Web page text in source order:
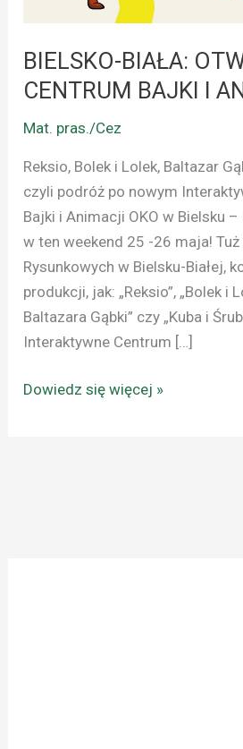
BIELSKO-BIAŁA:
CENTRUM BAJKI I
Mat. pras./Cez
Reksio, Bolek i Lolek, Baltazar
czyli podróż po nowym
Bajki i Animacji OKO w Bielsku
w ten weekend 25 -26 maja!
Rysunkowych w Bielsku-Białej,
produkcji, jak: „Reksio”, „Bolek i
Baltazara Gąbki” czy „Kuba i
Interaktywne Centrum […]
Dowiedz się więcej »